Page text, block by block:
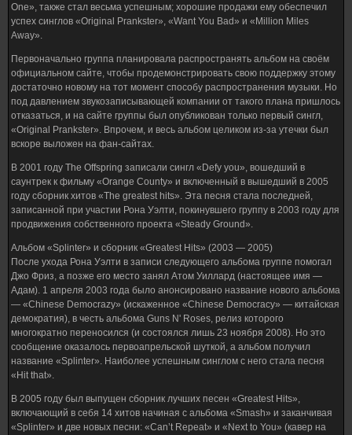
One», также стал весьма успешным; хорошие продажи ему обеспечил
успех синглов «Original Prankster», «Want You Bad» и «Million Miles
Away».
Первоначально группа планировала распространять альбом на своём
официальном сайте, чтобы продемонстрировать свою поддержку этому
достаточно новому на тот момент способу распространения музыки. Но
под давлением звукозаписывающей компании от такого плана пришлось
отказаться, и на сайте группы был опубликован только первый сингл,
«Original Prankster». Впрочем, и весь альбом целиком из-за утечки был
вскоре выложен на фан-сайтах.
В 2001 году The Offspring записали сингл «Defy you», вошедший в
саунтрек к фильму «Orange County» и включенный в вышедший в 2005
году сборник хитов «The greatest hits». Эта песня стала последней,
записанной при участии Рона Уэлти, покинувшего группу в 2003 году для
продвижения собственного проекта «Steady Ground».
Альбом «Splinter» и сборник «Greatest Hits» (2003 — 2005)
После ухода Рона Уэлти в записи следующего альбома группе помогал
Джо Фриз, а позже его место занял Атом Уиллард (настоящее имя —
Адам). 1 апреля 2003 года было анонсировано название нового альбома
— «Chinese Democrazy» (искаженное «Chinese Democracy» — китайская
демократия), в честь альбома Guns N' Roses, релиз которого
многократно переносился (и состоялся лишь 23 ноября 2008). Но это
сообщение оказалось первоапрельской шуткой, а альбом получил
название «Splinter». Наиболее успешным синглом с него стала песня
«Hit that».
В 2005 году был выпущен сборник лучших песен «Greatest Hits»,
включающий в себя 14 хитов начиная с альбома «Smash» и заканчивая
«Splinter» и две новых песни: «Can’t Repeat» и «Next to You» (кавер на